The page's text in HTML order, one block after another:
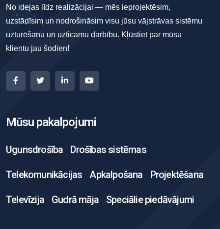
No idejas līdz realizācijai — mēs ieprojektēsim,
uzstādīsim un nodrošināsim visu jūsu vājstrāvas sistēmu
uzturēšanu un uzticamu darbību. Kļūstiet par mūsu
klientu jau šodien!
Mūsu pakalpojumi
Ugunsdrošība Drošības sistēmas
Telekomunikācijas Apkalpošana Projektēšana
Televīzija Gudrā māja Speciālie piedāvājumi